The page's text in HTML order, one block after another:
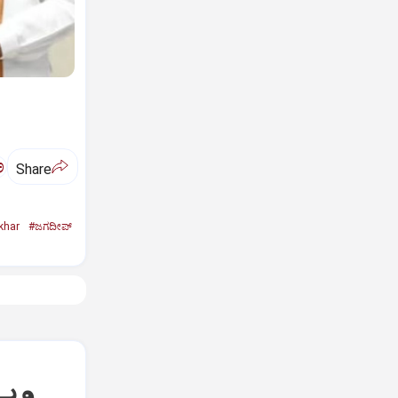
Share
#ಜಗದೀಪ್‌